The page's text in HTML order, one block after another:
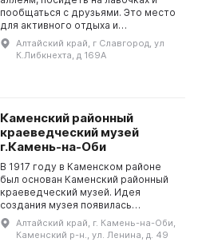
пообщаться с друзьями. Это место
для активного отдыха и
развлечений. Городской парк
культуры и отдыха предлагает
горожанам множество возможнос...
Алтайский край, г Славгород, ул
К.Либкнехта, д 169А
Каменский районный
краеведческий музей
г.Камень-на-Оби
В 1917 году в Каменском районе
был основан Каменский районный
краеведческий музей. Идея
создания музея появилась
благодаря находке костей
ископаемых животных в Аллакской
Суеве. В музей было привезено ...
Алтайский край, г. Камень-на-Оби,
Каменский р-н., ул. Ленина, д. 49